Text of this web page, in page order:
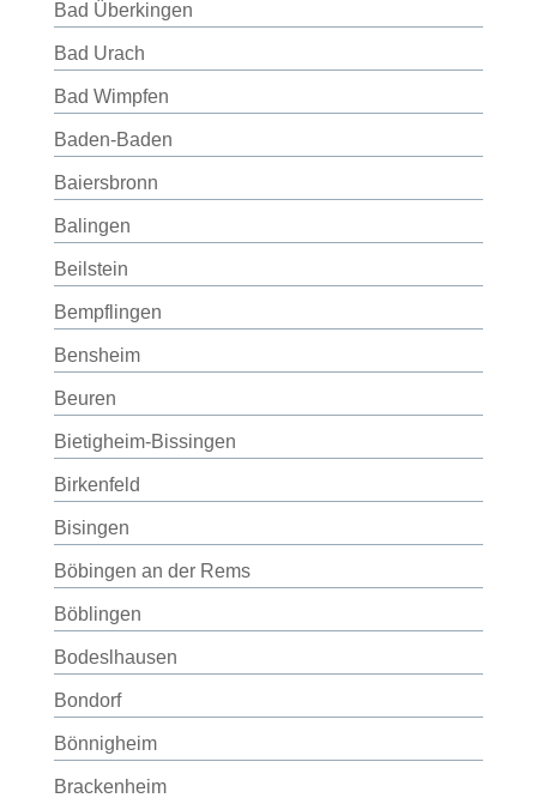
Bad Überkingen
Bad Urach
Bad Wimpfen
Baden-Baden
Baiersbronn
Balingen
Beilstein
Bempflingen
Bensheim
Beuren
Bietigheim-Bissingen
Birkenfeld
Bisingen
Böbingen an der Rems
Böblingen
Bodeslhausen
Bondorf
Bönnigheim
Brackenheim